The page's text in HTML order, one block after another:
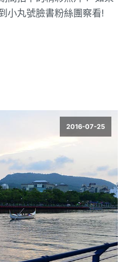
小丸號臉書粉絲團察看!
2016-07-25